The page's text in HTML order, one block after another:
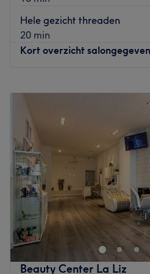
Hele gezicht threaden
20 min
Kort overzicht
Donderdag
Vrijdag
Zaterdag
Zondag
Jorindel Hair – Rotterdam In
en professionele sfeer waar
aandacht centraal staan.
kunnen rekenen op eerlijk
salonervaring.
Beauty Center La Liz